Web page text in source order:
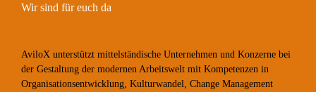
Wir sind für euch da
AviloX unterstützt mittelständische Unternehmen und Konzerne bei
der Gestaltung der modernen Arbeitswelt mit Kompetenzen in
Organisationsentwicklung, Kulturwandel, Change Management